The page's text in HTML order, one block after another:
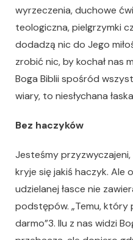
wyrzeczenia, duchowe
teologiczna, pielgrzymki
dodadzą nic do Jego
zrobić nic, by kochał nas
Boga Biblii spośród
wiary, to niesłychana
Bez haczyków
Jesteśmy
kryje się jakiś haczyk. Ale
udzielanej łasce nie
podstępów. „Temu, który
darmo”3. Ilu z nas widzi